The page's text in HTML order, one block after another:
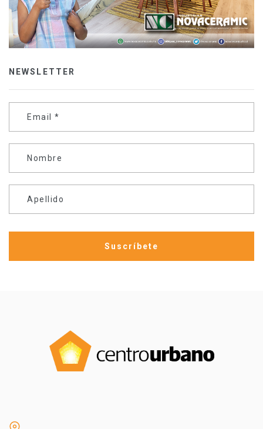
NEWSLETTER
Email *
Nombre
Apellido